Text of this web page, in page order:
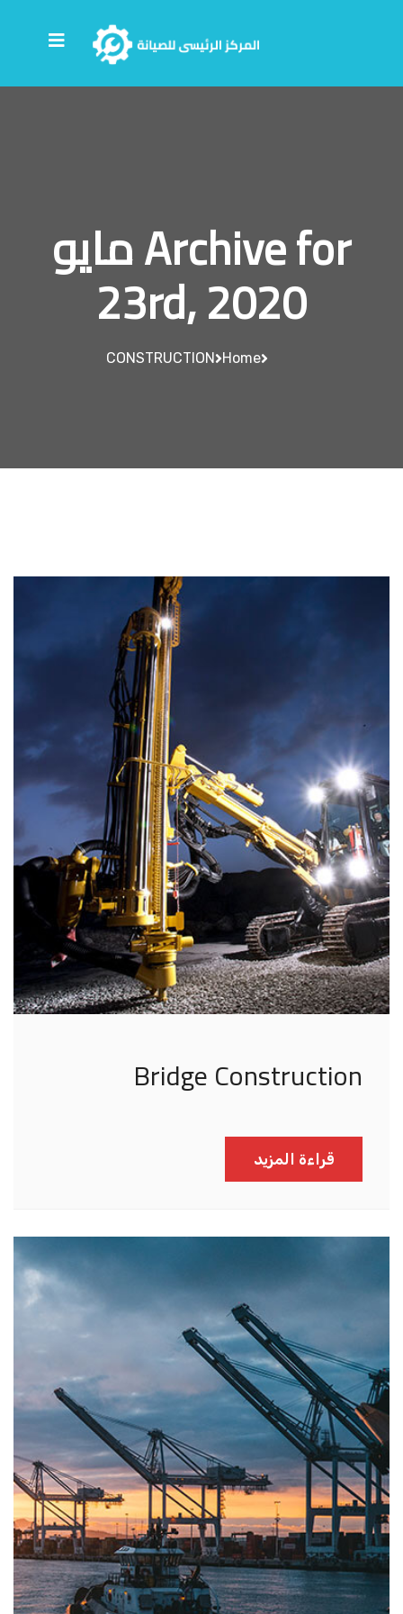
Archive for مايو
23rd, 2020
Home
CONSTRUCTION
Bridge Construction
قراءة المزيد